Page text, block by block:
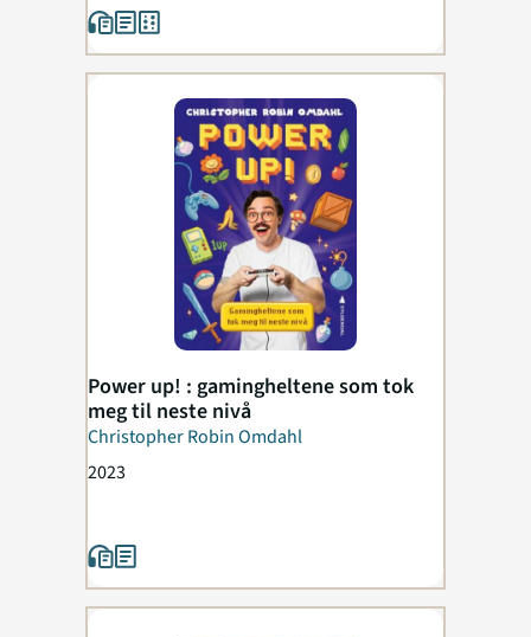
Power up! : gamingheltene som tok
meg til neste nivå
Christopher Robin Omdahl
2023